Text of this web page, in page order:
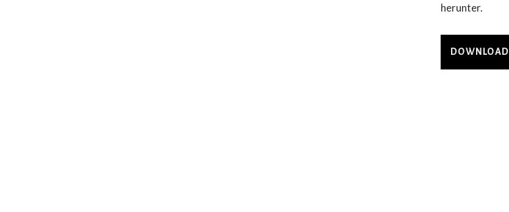
herunter.
DOWNLOAD